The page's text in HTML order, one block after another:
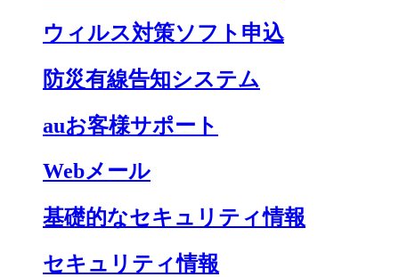
ウィルス対策ソフト申込
防災有線告知システム
auお客様サポート
Webメール
基礎的なセキュリティ情報
セキュリティ情報